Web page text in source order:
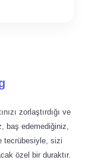
zorlaştırdığı ve
baş edemediğiniz,
tecrübesiyle, sizi
özel bir duraktır.